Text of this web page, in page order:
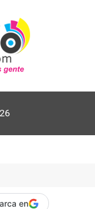
en